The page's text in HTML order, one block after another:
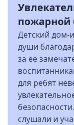
пожарной
Детский дом-
души
за её
для ребят
слушали и